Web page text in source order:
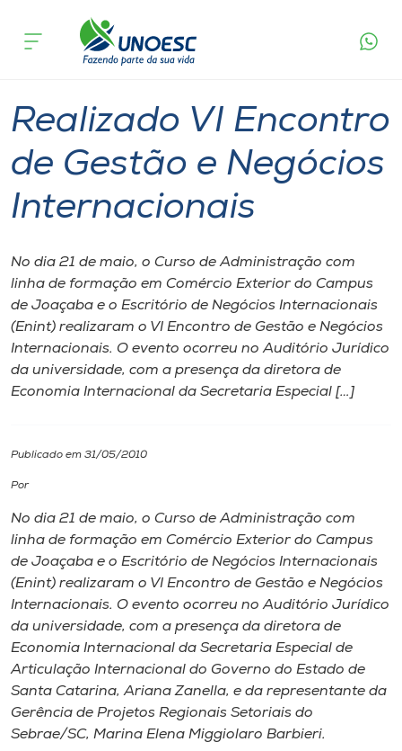
Cursos
Pesquisa
Atendimento ao Estudante
Portal de Ensino
A
Unoesc
Internacionalização
Cultura
CPA
Biblioteca
Editora
acontece
Realizado VI Encontro
de Gestão e Negócios
Internacionais
No dia 21 de maio, o Curso de Administração com
linha de formação em Comércio Exterior do Campus
de Joaçaba e o Escritório de Negócios Internacionais
(Enint) realizaram o VI Encontro de Gestão e Negócios
Internacionais. O evento ocorreu no Auditório Jurídico
da universidade, com a presença da diretora de
Economia Internacional da Secretaria Especial […]
Publicado em 31/05/2010
Por
No dia 21 de maio, o Curso de Administração com
linha de formação em Comércio Exterior do Campus
de Joaçaba e o Escritório de Negócios Internacionais
(Enint) realizaram o VI Encontro de Gestão e Negócios
Internacionais. O evento ocorreu no Auditório Jurídico
da universidade, com a presença da diretora de
Economia Internacional da Secretaria Especial de
Articulação Internacional do Governo do Estado de
Santa Catarina, Ariana Zanella, e da representante da
Gerência de Projetos Regionais Setoriais do
Sebrae/SC, Marina Elena Miggiolaro Barbieri.